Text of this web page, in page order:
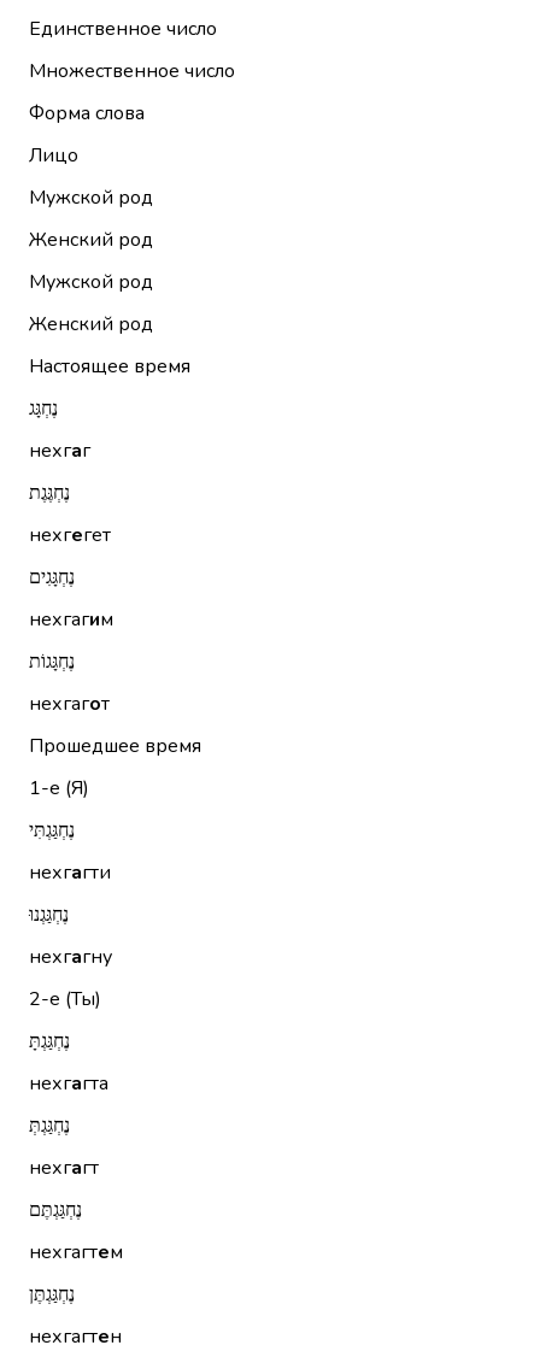
Единственное число
Множественное число
Форма слова
Лицо
Мужской род
Женский род
Мужской род
Женский род
Настоящее время
נֶחְגָּג
нехгаг
נֶחְגֶּגֶת
нехгегет
נֶחְגָּגִים
нехгагим
נֶחְגָּגוֹת
нехгагот
Прошедшее время
1-е (Я)
נֶחְגַּגְתִּי
нехгагти
נֶחְגַּגְנוּ
нехгагну
2-е (Ты)
נֶחְגַּגְתָּ
нехгагта
נֶחְגַּגְתְּ
нехгагт
נֶחְגַּגְתֶּם
нехгагтем
נֶחְגַּגְתֶּן
нехгагтен